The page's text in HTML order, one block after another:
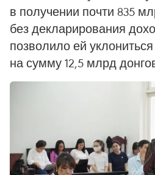
в получении почти 835
без декларирования
позволило ей
на сумму 12,5 млрд